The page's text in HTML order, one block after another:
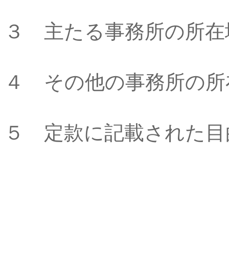
３ 主たる事務所の所在
４ その他の事務所の所
５ 定款に記載された目